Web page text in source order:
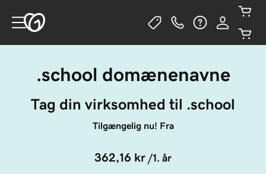
.school domænenavne
Tag din virksomhed til .school
Tilgængelig nu! Fra
362,16 kr /1. år